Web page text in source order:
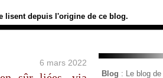
lisent depuis l'origine de ce blog.
6 mars 2022
Blog : Le blog